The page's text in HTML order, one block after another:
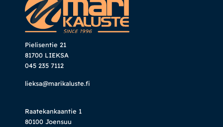
Pielisentie 21
81700 LIEKSA
045 235 7112
lieksa@marikaluste.fi
Raatekankaantie 1
80100 Joensuu